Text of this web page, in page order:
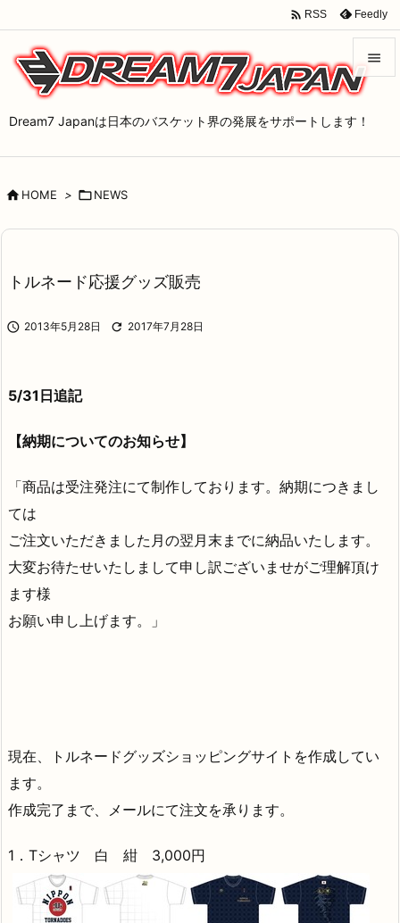
Dream7 Japanは日本のバスケット界の発展をサポートします！


サイド

 RSS Feedly
HOME > NEWS
トルネード応援グッズ販売
 2013年5月28日  2017年7月28日
5/31日追記
【納期についてのお知らせ】
「商品は受注発注にて制作しております。納期につきまし
ては
ご注文いただきました月の翌月末までに納品いたします。
大変お待たせいたしまして申し訳ございませがご理解頂け
ます様
お願い申し上げます。」
現在、トルネードグッズショッピングサイトを作成してい
ます。
作成完了まで、メールにて注文を承ります。
1．Tシャツ 白 紺 3,000円